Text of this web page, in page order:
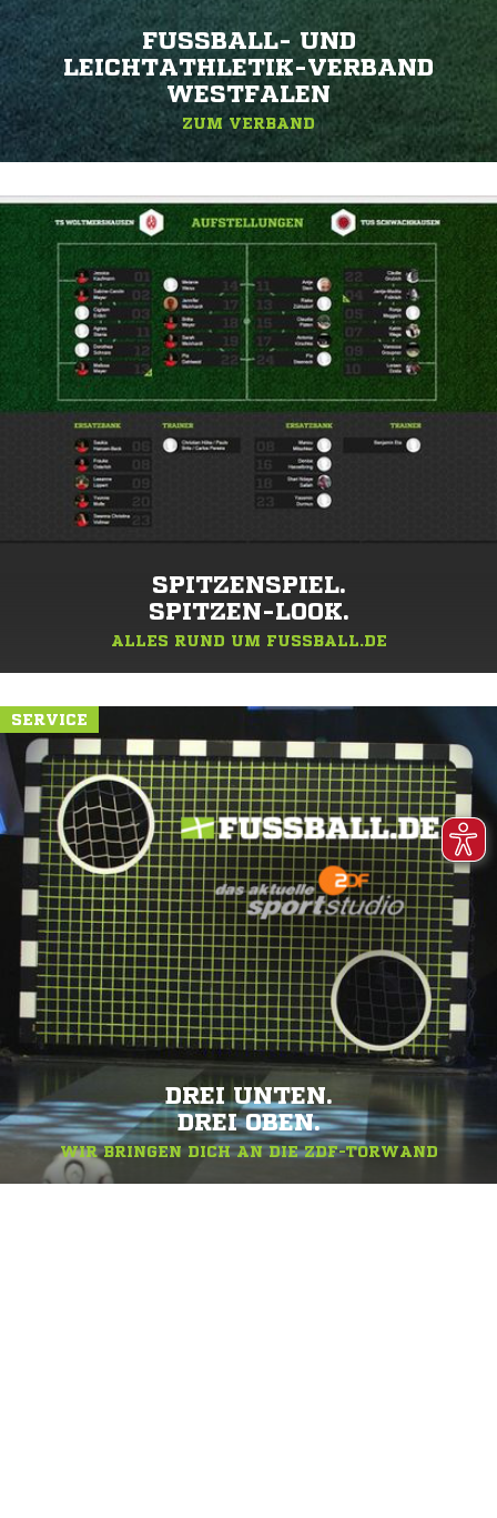
FUSSBALL- UND L
EICHTATHLETIK-VERBAND W
ESTFALEN
ZUM VERBAND
SPITZENSPIEL.
SPITZEN-LOOK.
ALLES RUND UM FUSSBALL.DE
SERVICE
DREI UNTEN.
DREI OBEN.
WIR BRINGEN DICH AN DIE ZDF-TORWAND